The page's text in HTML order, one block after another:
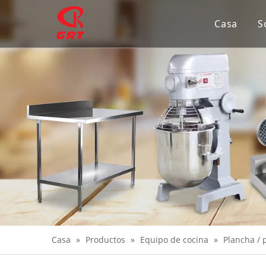
Casa
Casa » Productos » Equipo de cocina » Plancha /